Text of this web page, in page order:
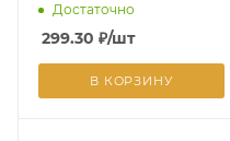
Достаточно
299.30 ₽/шт
В КОРЗИНУ